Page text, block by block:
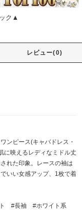
ク▲
レビュー(0)
ンピース(キャバドレス・
に映えるレディなミドル丈
れた印象。レースの袖は
いい女感アップ、1枚で着
#長袖 #ホワイト系